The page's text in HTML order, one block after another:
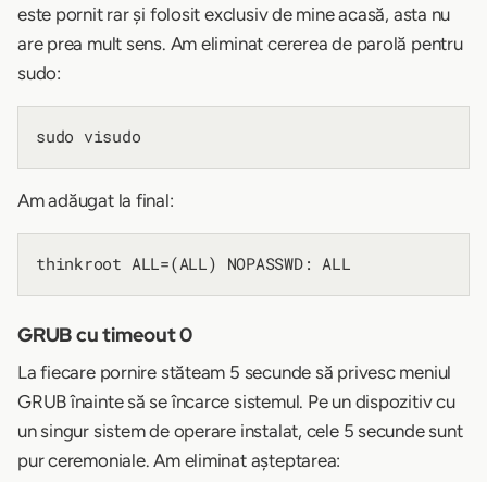
este pornit rar și folosit exclusiv de mine acasă, asta nu
are prea mult sens. Am eliminat cererea de parolă pentru
sudo:
Am adăugat la final:
GRUB cu timeout 0
La fiecare pornire stăteam 5 secunde să privesc meniul
GRUB înainte să se încarce sistemul. Pe un dispozitiv cu
un singur sistem de operare instalat, cele 5 secunde sunt
pur ceremoniale. Am eliminat așteptarea: